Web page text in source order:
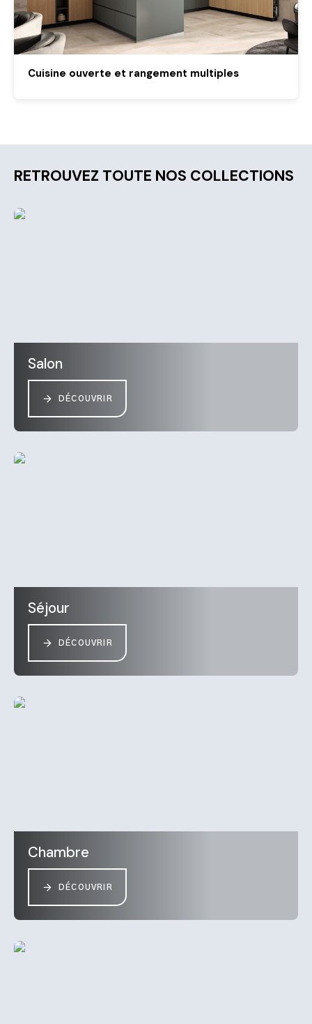
Cuisine ouverte et rangement multiples
RETROUVEZ TOUTE NOS COLLECTIONS
Salon
DÉCOUVRIR
Séjour
DÉCOUVRIR
Chambre
DÉCOUVRIR